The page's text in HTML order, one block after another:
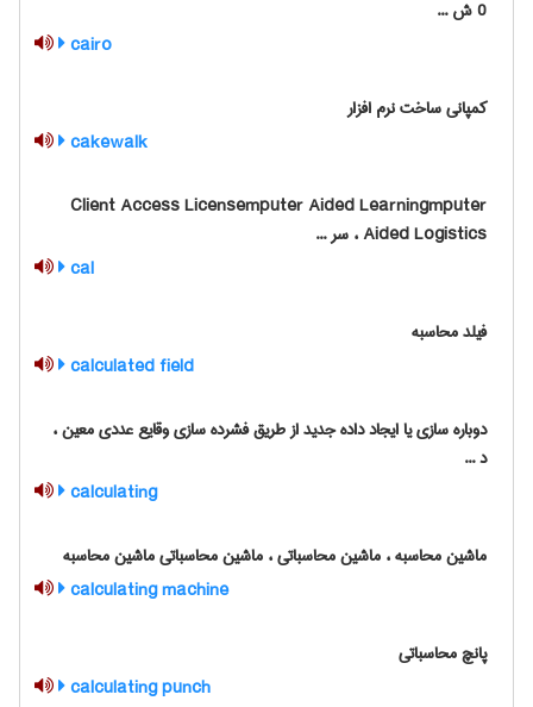
0 ش ...
cairo
کمپانی ساخت نرم افزار
cakewalk
Client Access Licensemputer Aided Learningmputer
Aided Logistics ، سر ...
cal
فیلد محاسبه
calculated field
دوباره سازی یا ایجاد داده جدید از طریق فشرده سازی وقایع عددی معین ،
د ...
calculating
ماشین محاسبه ، ماشین محاسباتی ، ماشین محاسباتی ماشین محاسبه
calculating machine
پانچ محاسباتی
calculating punch